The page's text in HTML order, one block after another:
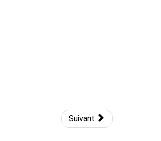
Suivant